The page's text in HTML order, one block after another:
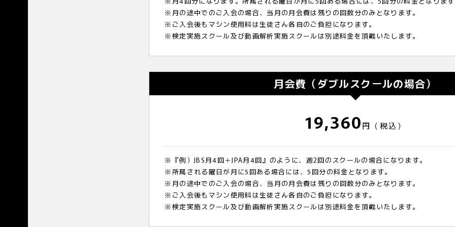
※月の途中でのご入会の場合、当月の月会費は残りの回数分のみとなります。
※ご入会後もマシン使用料は生徒さん各自のご負担になります。
※検定実施スクール及び動画解析実施スクールは別途料金を頂戴いたします。
月会費（ダブルスクールの場合）
19,360円（税込）
※『例）JBS月4回＋JPA月4回』のように、週2回のスクールの場合になります。
※所属される曜日が月に5回ある場合には、5回分の料金となります。
※月の途中でのご入会の場合、当月の月会費は残りの回数分のみとなります。
※ご入会後もマシン使用料は生徒さん各自のご負担になります。
※検定実施スクール及び動画解析実施スクールは別途料金を頂戴いたします。